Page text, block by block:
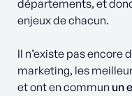
départements, et
enjeux de chacun.
Il n’existe pas
marketing, les
et ont en commun un